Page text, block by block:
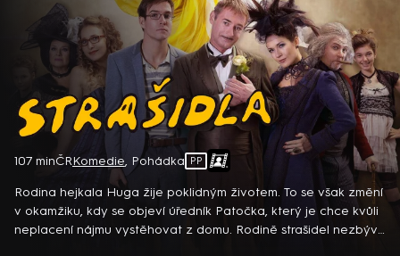
Strašidla
107 minČRKomedie, Pohádka PP
Rodina hejkala Huga žije poklidným životem. To se však změní
v okamžiku, kdy se objeví úředník Patočka, který je chce kvůli
neplacení nájmu vystěhovat z domu. Rodině strašidel nezbývá
Detektiv Karl Alberg přijíždí do přímořského městečka Gibsons,
aby zde převzal vedení místní policie a začal nový život po
bolestivém rozvodu. Společně se svým týmem odhaluje temná
tajemství, která narušují poklidnou atmosféru komunity a
8 epizod